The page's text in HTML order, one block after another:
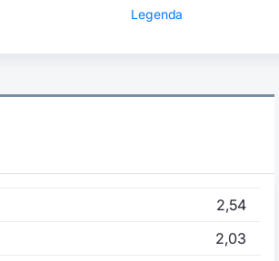
Legenda
2,54
2,03